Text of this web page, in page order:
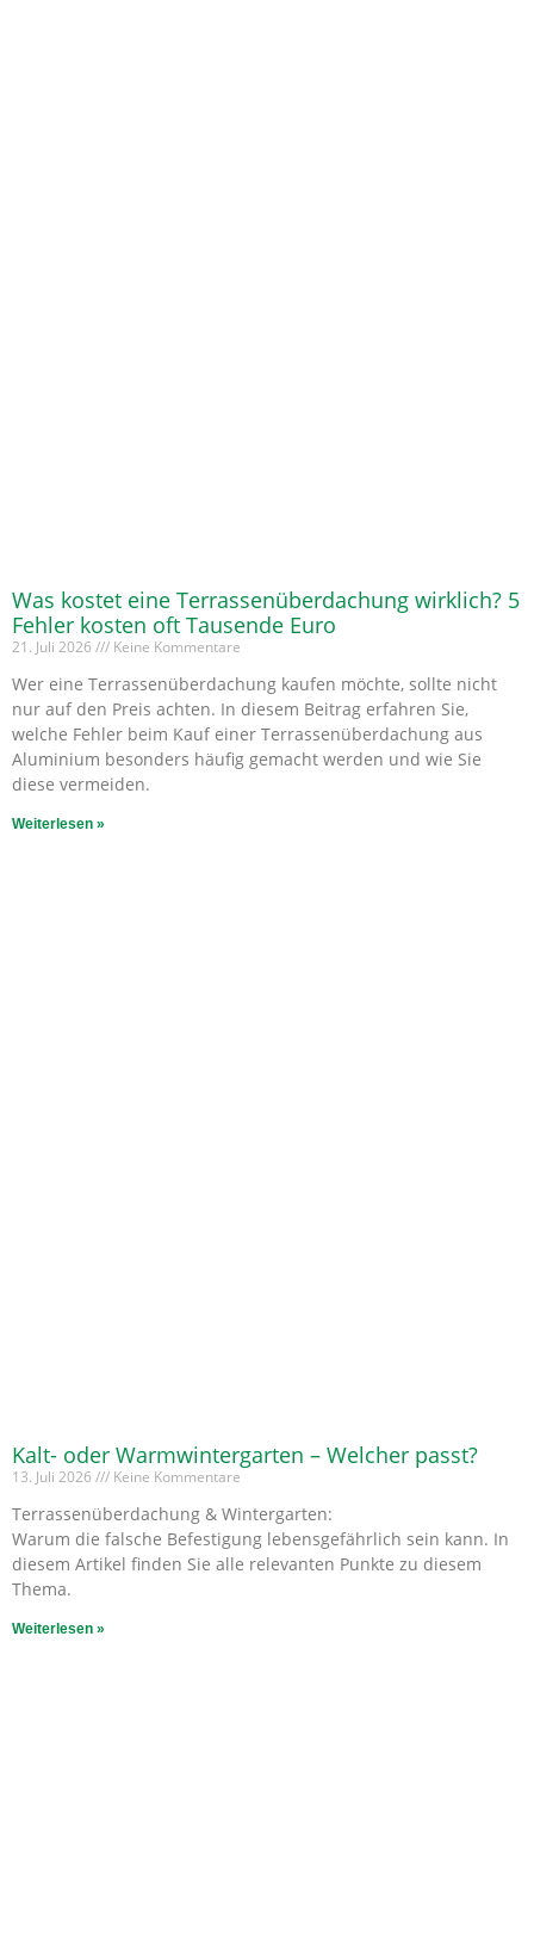
Was kostet eine Terrassenüberdachung wirklich? 5
Fehler kosten oft Tausende Euro
21. Juli 2026 Keine Kommentare
Wer eine Terrassenüberdachung kaufen möchte, sollte nicht
nur auf den Preis achten. In diesem Beitrag erfahren Sie,
welche Fehler beim Kauf einer Terrassenüberdachung aus
Aluminium besonders häufig gemacht werden und wie Sie
diese vermeiden.
Weiterlesen »
Kalt- oder Warmwintergarten – Welcher passt?
13. Juli 2026 Keine Kommentare
Terrassenüberdachung & Wintergarten:
Warum die falsche Befestigung lebensgefährlich sein kann. In
diesem Artikel finden Sie alle relevanten Punkte zu diesem
Thema.
Weiterlesen »